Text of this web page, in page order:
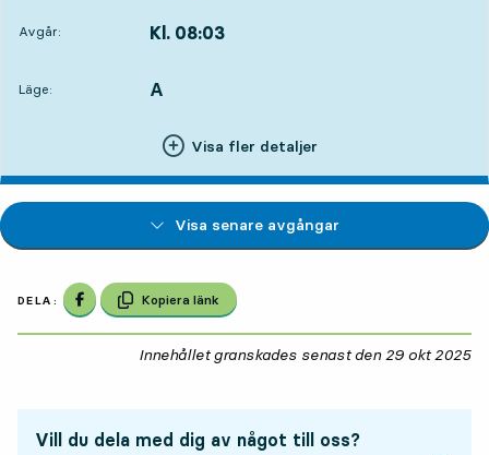
Avgår: Kl. 08:03
Läge:
LÄGE, A
,
Visa fler detaljer
Visa senare avgångar
DELA: Dela på Facebook
Kopiera länk
Innehållet granskades senast den 29 okt 2025
Vill du dela med dig av något till oss?